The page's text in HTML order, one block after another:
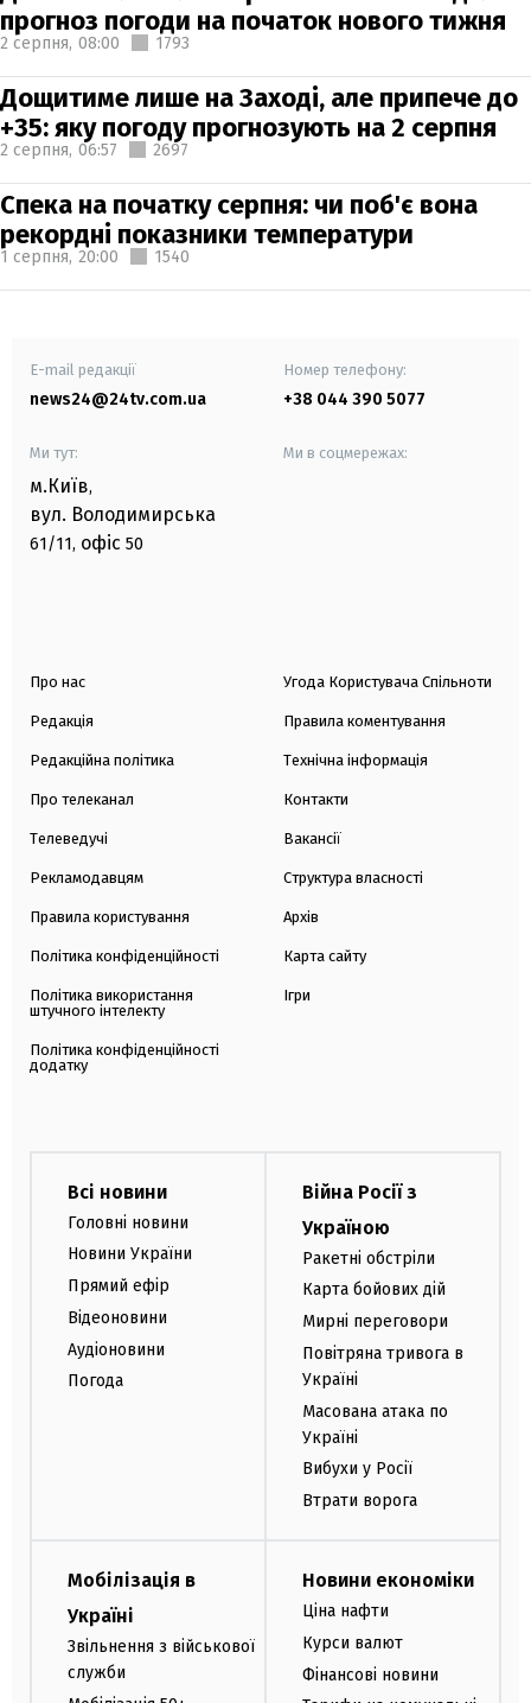
прогноз погоди на початок нового тижня
2 серпня, 08:00 1793
Дощитиме лише на Заході, але припече до
+35: яку погоду прогнозують на 2 серпня
2 серпня, 06:57 2697
Спека на початку серпня: чи поб'є вона
рекордні показники температури
1 серпня, 20:00 1540
E-mail редакції
news24@24tv.com.ua
Номер телефону:
+38 044 390 5077
Ми тут:
м.Київ,
вул. Володимирська
61/11, офіс 50
Ми в соцмережах:
Про нас
Редакція
Редакційна політика
Про телеканал
Телеведучі
Рекламодавцям
Правила користування
Політика конфіденційності
Політика використання
штучного інтелекту
Політика конфіденційності
додатку
Угода Користувача Спільноти
Правила коментування
Технічна інформація
Контакти
Вакансії
Структура власності
Архів
Карта сайту
Ігри
Всі новини
Головні новини
Новини України
Прямий ефір
Відеоновини
Аудіоновини
Погода
Війна Росії з
Україною
Ракетні обстріли
Карта бойових дій
Мирні переговори
Повітряна тривога в
Україні
Масована атака по
Україні
Вибухи у Росії
Втрати ворога
Мобілізація в
Україні
Звільнення з військової
служби
Новини економіки
Ціна нафти
Курси валют
Фінансові новини